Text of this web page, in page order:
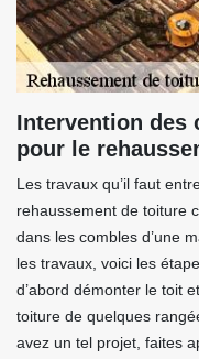
Intervention des
pour le
Les travaux qu’il faut
rehaussement de toiture
dans les combles d’une
les travaux, voici les
d’abord démonter le toit
toiture de quelques
avez un tel projet, faites